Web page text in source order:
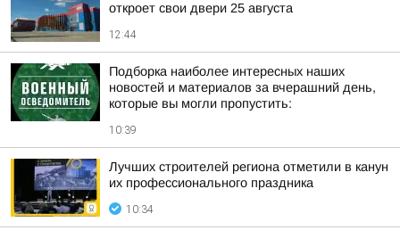
откроет свои двери 25 августа
12:44
Подборка наиболее интересных наших
новостей и материалов за вчерашний день,
которые вы могли пропустить:
10:39
Лучших строителей региона отметили в канун
их профессионального праздника
10:34